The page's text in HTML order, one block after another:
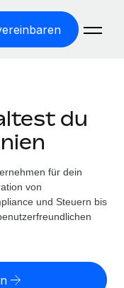
für Niederlassungen
Freelancer:innen
der Einstellung
berechnen
du
für dein
von
und Steuern bis